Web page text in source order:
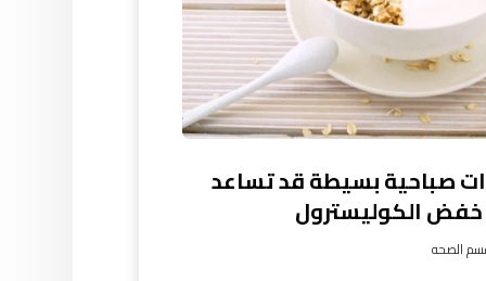
صباحية بسيطة قد تساعد
الكوليسترول
الصحه